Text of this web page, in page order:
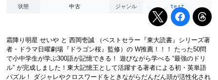
状態 中古 ジャンル test
霜降り明星 せいや と 西岡壱誠 （ベストセラー『東大読書』シリーズ著
者・ドラマ日曜劇場『ドラゴン桜』監修）の W推薦！！！ たった50問
で小中学生が学ぶ300語が記憶できる！ 遊びながら学べる “最強のドリ
ル” が完成しました！東大記憶王として活躍する著者による初・英単語
パズル！ ダジャレやクロスワードをときながらだんだん頭が活性化され